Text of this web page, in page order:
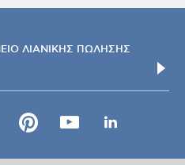
ΛΙΑΝΙΚΗΣ ΠΩΛΗΣΗΣ